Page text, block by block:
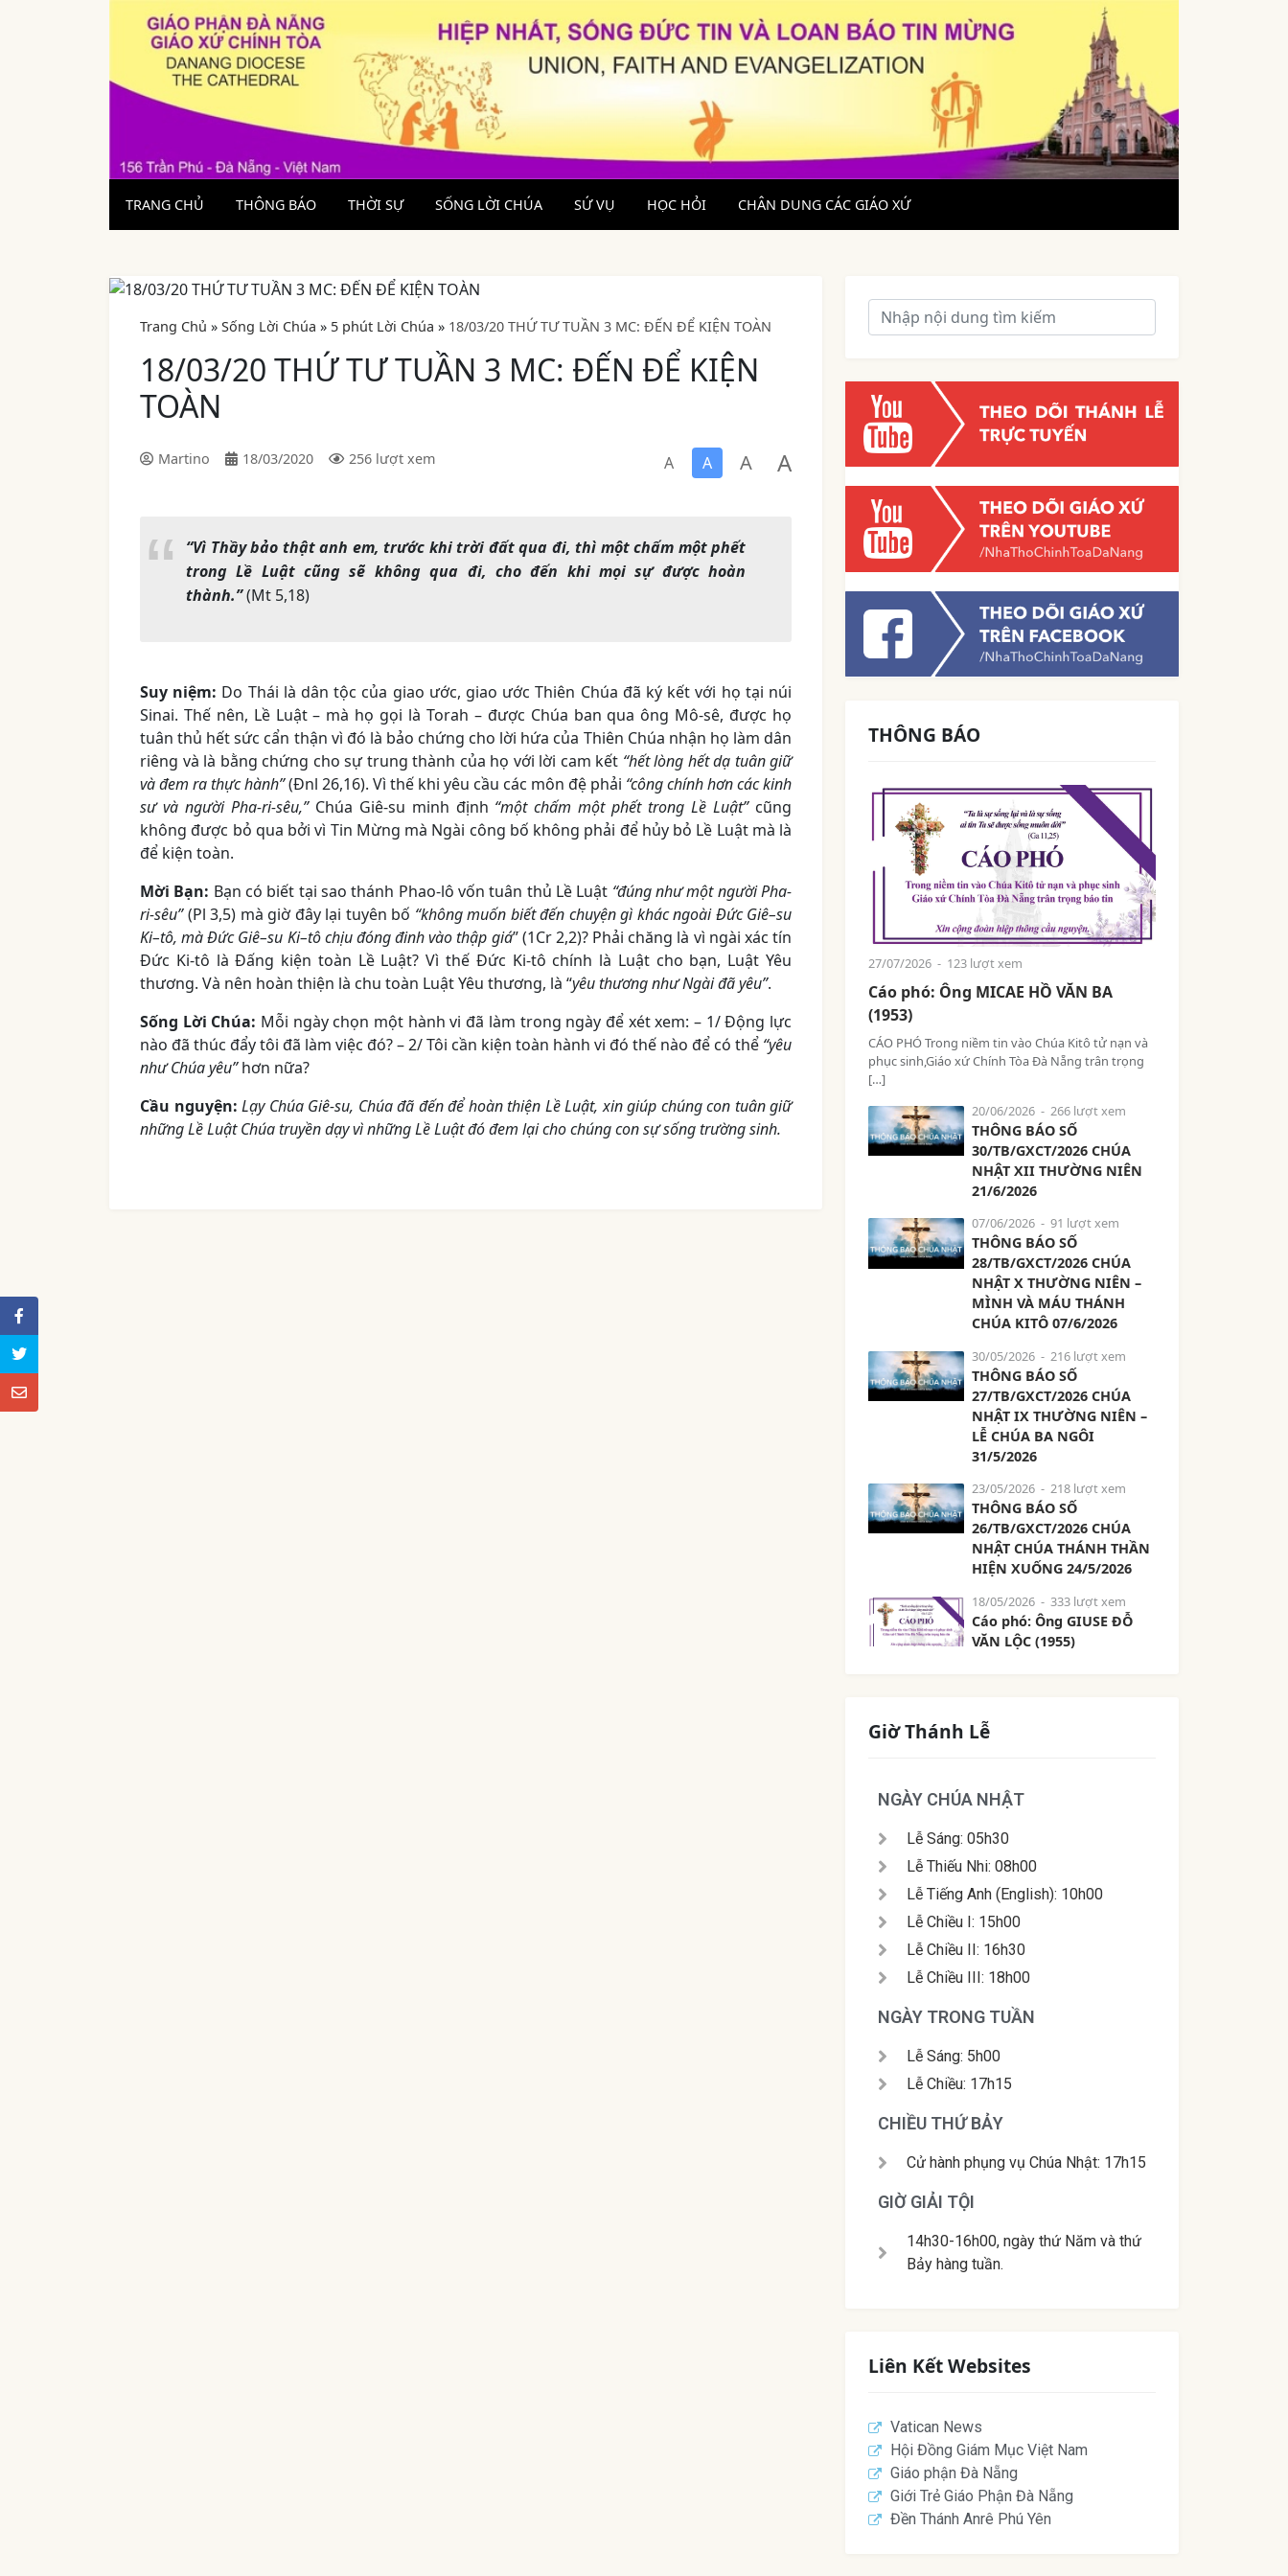
TRANG CHỦ THÔNG BÁO THỜI SỰ SỐNG LỜI CHÚA SỨ VỤ HỌC HỎI CHÂN DUNG CÁC GIÁO XỨ
Trang Chủ » Sống Lời Chúa » 5 phút Lời Chúa » 18/03/20 THỨ TƯ TUẦN 3 MC: ĐẾN ĐỂ KIỆN TOÀN
18/03/20 THỨ TƯ TUẦN 3 MC: ĐẾN ĐỂ KIỆN
TOÀN
Martino 18/03/2020 256 lượt xem A A A A
“Vì Thầy bảo thật anh em, trước khi trời đất qua đi, thì một chấm một phết
trong Lề Luật cũng sẽ không qua đi, cho đến khi mọi sự được hoàn
thành.”(Mt 5,18)
Suy niệm: Do Thái là dân tộc của giao ước, giao ước Thiên Chúa đã ký kết với họ tại núi
Sinai. Thế nên, Lề Luật – mà họ gọi là Torah – được Chúa ban qua ông Mô-sê, được họ
tuân thủ hết sức cẩn thận vì đó là bảo chứng cho lời hứa của Thiên Chúa nhận họ làm dân
riêng và là bằng chứng cho sự trung thành của họ với lời cam kết “hết lòng hết dạ tuân giữ
và đem ra thực hành”(Đnl 26,16). Vì thế khi yêu cầu các môn đệ phải “công chính hơn các kinh
sư và người Pha-ri-sêu,”Chúa Giê-su minh định “một chấm một phết trong Lề Luật” cũng
không được bỏ qua bởi vì Tin Mừng mà Ngài công bố không phải để hủy bỏ Lề Luật mà là
để kiện toàn.
Mời Bạn: Bạn có biết tại sao thánh Phao-lô vốn tuân thủ Lề Luật “đúng như một người Pha-
ri-sêu”(Pl 3,5) mà giờ đây lại tuyên bố “không muốn biết đến chuyện gì khác ngoài Đức Giê–su
Ki–tô, mà Đức Giê–su Ki–tô chịu đóng đinh vào thập giá” (1Cr 2,2)? Phải chăng là vì ngài xác tín
Đức Ki-tô là Đấng kiện toàn Lề Luật? Vì thế Đức Ki-tô chính là Luật cho bạn, Luật Yêu
thương. Và nên hoàn thiện là chu toàn Luật Yêu thương, là “yêu thương như Ngài đã yêu”.
Sống Lời Chúa: Mỗi ngày chọn một hành vi đã làm trong ngày để xét xem: – 1/ Động lực
nào đã thúc đẩy tôi đã làm việc đó? – 2/ Tôi cần kiện toàn hành vi đó thế nào để có thể “yêu
như Chúa yêu”hơn nữa?
Cầu nguyện: Lạy Chúa Giê-su, Chúa đã đến để hoàn thiện Lề Luật, xin giúp chúng con tuân giữ
những Lề Luật Chúa truyền dạy vì những Lề Luật đó đem lại cho chúng con sự sống trường sinh.
THÔNG BÁO
27/07/2026 - 123 lượt xem
Cáo phó: Ông MICAE HỒ VĂN BA
(1953)
CÁO PHÓ Trong niềm tin vào Chúa Kitô tử nạn và
phục sinh,Giáo xứ Chính Tòa Đà Nẵng trân trọng
[…]
20/06/2026- 266 lượt xem
THÔNG BÁO SỐ
30/TB/GXCT/2026 CHÚA
NHẬT XII THƯỜNG NIÊN
21/6/2026
07/06/2026- 91 lượt xem
THÔNG BÁO SỐ
28/TB/GXCT/2026 CHÚA
NHẬT X THƯỜNG NIÊN –
MÌNH VÀ MÁU THÁNH
CHÚA KITÔ 07/6/2026
30/05/2026- 216 lượt xem
THÔNG BÁO SỐ
27/TB/GXCT/2026 CHÚA
NHẬT IX THƯỜNG NIÊN –
LỄ CHÚA BA NGÔI
31/5/2026
23/05/2026- 218 lượt xem
THÔNG BÁO SỐ
26/TB/GXCT/2026 CHÚA
NHẬT CHÚA THÁNH THẦN
HIỆN XUỐNG 24/5/2026
18/05/2026- 333 lượt xem
Cáo phó: Ông GIUSE ĐỖ
VĂN LỘC (1955)
Giờ Thánh Lễ
NGÀY CHÚA NHẬT
Lễ Sáng: 05h30
Lễ Thiếu Nhi: 08h00
Lễ Tiếng Anh (English): 10h00
Lễ Chiều I: 15h00
Lễ Chiều II: 16h30
Lễ Chiều III: 18h00
NGÀY TRONG TUẦN
Lễ Sáng: 5h00
Lễ Chiều: 17h15
CHIỀU THỨ BẢY
Cử hành phụng vụ Chúa Nhật: 17h15
GIỜ GIẢI TỘI
14h30-16h00, ngày thứ Năm và thứ
Bảy hàng tuần.
Liên Kết Websites
Vatican News
Hội Đồng Giám Mục Việt Nam
Giáo phận Đà Nẵng
Giới Trẻ Giáo Phận Đà Nẵng
Đền Thánh Anrê Phú Yên